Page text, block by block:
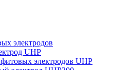
электродов
UHP
электродов UHP